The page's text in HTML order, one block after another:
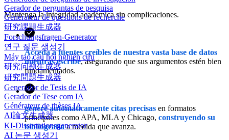
Gerador de perguntas de pesquisa
Générateur de questions de recherche
研究課題生成器
Forschungsfragen-Generator
연구 질문 생성기
Máy tạo câu hỏi nghiên cứu
研究问题生成器
研究問題生成器
Generador de Tesis de IA
Gerador de Tese com IA
Générateur de thèses IA
AI論文生成器
KI-Dissertationsgenerator
AI 논문 생성기
Mantenga la integridad académica sin complicaciones.
Acceda a fuentes creíbles de nuestra vasta base de datos
mientras escribe, asegurando que sus argumentos estén bien
fundamentados.
genere automáticamente citas precisas en formatos
principales como APA, MLA y Chicago, construyendo su
bibliografíaa medida que avanza.